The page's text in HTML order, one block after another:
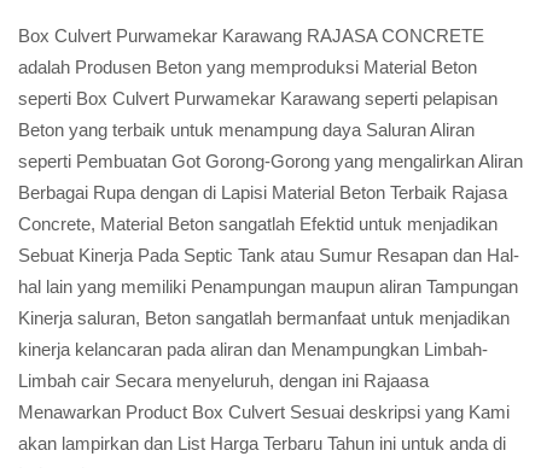
Box Culvert Purwamekar Karawang RAJASA CONCRETE
adalah Produsen Beton yang memproduksi Material Beton
seperti Box Culvert Purwamekar Karawang seperti pelapisan
Beton yang terbaik untuk menampung daya Saluran Aliran
seperti Pembuatan Got Gorong-Gorong yang mengalirkan Aliran
Berbagai Rupa dengan di Lapisi Material Beton Terbaik Rajasa
Concrete, Material Beton sangatlah Efektid untuk menjadikan
Sebuat Kinerja Pada Septic Tank atau Sumur Resapan dan Hal-
hal lain yang memiliki Penampungan maupun aliran Tampungan
Kinerja saluran, Beton sangatlah bermanfaat untuk menjadikan
kinerja kelancaran pada aliran dan Menampungkan Limbah-
Limbah cair Secara menyeluruh, dengan ini Rajaasa
Menawarkan Product Box Culvert Sesuai deskripsi yang Kami
akan lampirkan dan List Harga Terbaru Tahun ini untuk anda di